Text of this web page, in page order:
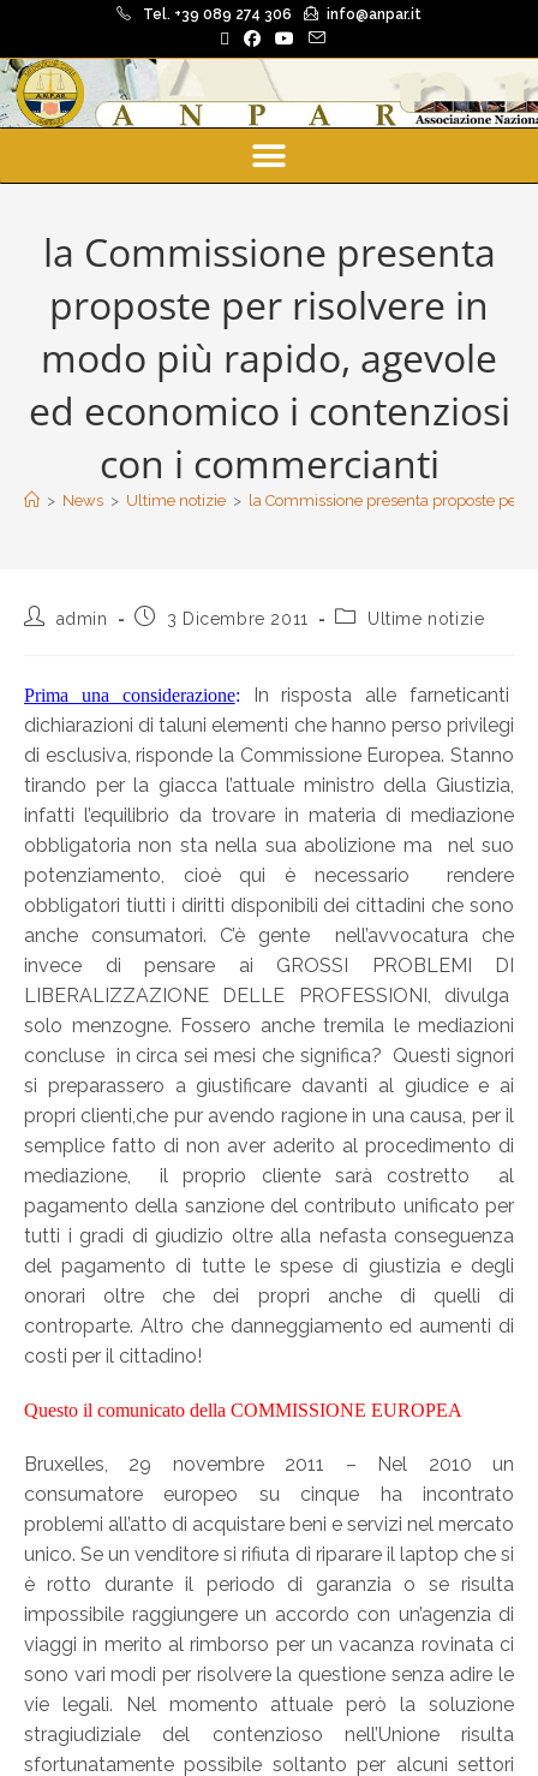
Tel. +39 089 274 306 info@anpar.it
la Commissione presenta
proposte per risolvere in
modo più rapido, agevole
ed economico i contenziosi
con i commercianti
> News > Ultime notizie > la Commissione presenta proposte per
admin 3 Dicembre 2011 Ultime notizie
Prima una considerazione: In risposta alle farneticanti
dichiarazioni di taluni elementi che hanno perso privilegi
di esclusiva, risponde la Commissione Europea. Stanno
tirando per la giacca l’attuale ministro della Giustizia,
infatti l’equilibrio da trovare in materia di mediazione
obbligatoria non sta nella sua abolizione ma nel suo
potenziamento, cioè qui è necessario rendere
obbligatori tiutti i diritti disponibili dei cittadini che sono
anche consumatori. C’è gente nell’avvocatura che
invece di pensare ai GROSSI PROBLEMI DI
LIBERALIZZAZIONE DELLE PROFESSIONI, divulga
solo menzogne. Fossero anche tremila le mediazioni
concluse in circa sei mesi che significa? Questi signori
si preparassero a giustificare davanti al giudice e ai
propri clienti,che pur avendo ragione in una causa, per il
semplice fatto di non aver aderito al procedimento di
mediazione, il proprio cliente sarà costretto al
pagamento della sanzione del contributo unificato per
tutti i gradi di giudizio oltre alla nefasta conseguenza
del pagamento di tutte le spese di giustizia e degli
onorari oltre che dei propri anche di quelli di
controparte. Altro che danneggiamento ed aumenti di
costi per il cittadino!
Questo il comunicato della COMMISSIONE EUROPEA
Bruxelles, 29 novembre 2011 – Nel 2010 un
consumatore europeo su cinque ha incontrato
problemi all’atto di acquistare beni e servizi nel mercato
unico. Se un venditore si rifiuta di riparare il laptop che si
è rotto durante il periodo di garanzia o se risulta
impossibile raggiungere un accordo con un’agenzia di
viaggi in merito al rimborso per un vacanza rovinata ci
sono vari modi per risolvere la questione senza adire le
vie legali. Nel momento attuale però la soluzione
stragiudiziale del contenzioso nell’Unione risulta
sfortunatamente possibile soltanto per alcuni settori